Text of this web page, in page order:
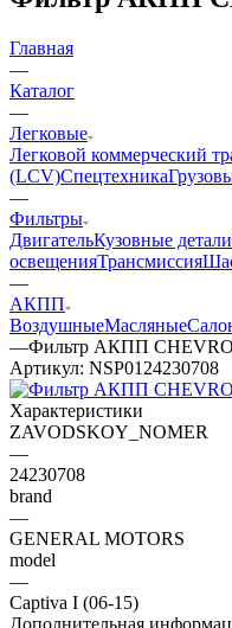
Главная
—
Каталог
—
Легковые
Легковой коммерческий
(LCV)Спецтехника
—
Фильтры
ДвигательКузовные детали
освещенияТрансмиссия
—
АКПП
ВоздушныеМасляные
—Фильтр АКПП
Артикул: NSP0124230708
Характеристики
ZAVODSKOY_NOMER
—
24230708
brand
—
GENERAL MOTORS
model
—
Captiva I (06-15)
Дополнительная